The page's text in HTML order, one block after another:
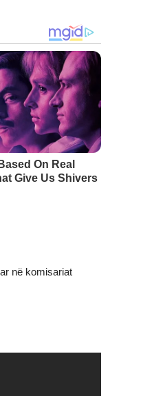
në komisariat